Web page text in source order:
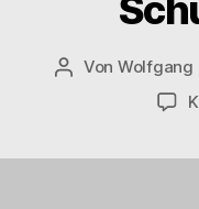
Beitragsautor
Von Wolfgang